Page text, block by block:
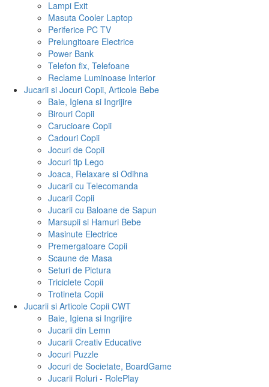
Lampi Exit
Masuta Cooler Laptop
Periferice PC TV
Prelungitoare Electrice
Power Bank
Telefon fix, Telefoane
Reclame Luminoase Interior
Jucarii si Jocuri Copii, Articole Bebe
Baie, Igiena si Ingrijire
Birouri Copii
Carucioare Copii
Cadouri Copii
Jocuri de Copii
Jocuri tip Lego
Joaca, Relaxare si Odihna
Jucarii cu Telecomanda
Jucarii Copii
Jucarii cu Baloane de Sapun
Marsupii si Hamuri Bebe
Masinute Electrice
Premergatoare Copii
Scaune de Masa
Seturi de Pictura
Triciclete Copii
Trotineta Copii
Jucarii si Articole Copii CWT
Baie, Igiena si Ingrijire
Jucarii din Lemn
Jucarii Creativ Educative
Jocuri Puzzle
Jocuri de Societate, BoardGame
Jucarii Roluri - RolePlay